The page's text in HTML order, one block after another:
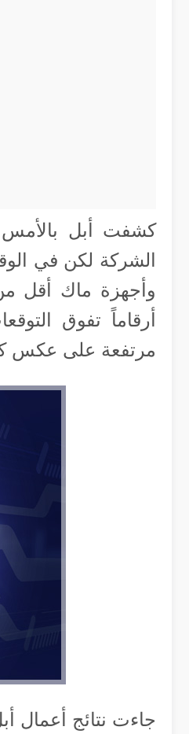
كشفت أبل بالأمس
الشركة لكن في
وأجهزة ماك أقل
أرقاماً تفوق
مرتفعة على عكس
جاءت نتائج أعمال